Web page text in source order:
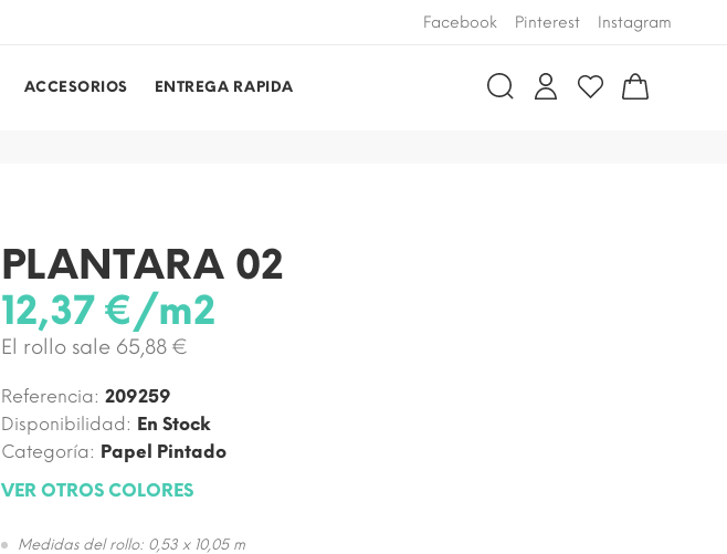
Facebook Pinterest Instagram
ACCESORIOS ENTREGA RAPIDA
PLANTARA 02
12,37 €/m2
El rollo sale 65,88 €
Referencia: 209259
Disponibilidad: En Stock
Categoría: Papel Pintado
VER OTROS COLORES
Medidas del rollo: 0,53 x 10,05 m